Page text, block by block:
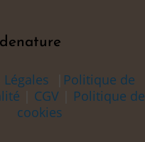
Politique de
CGV
Politique de
cookies